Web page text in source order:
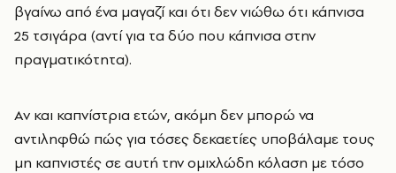
βγαίνω από ένα μαγαζί και ότι δεν νιώθω ότι κάπνισα
25 τσιγάρα (αντί για τα δύο που κάπνισα στην
πραγματικότητα).
Αν και καπνίστρια ετών, ακόμη δεν μπορώ να
αντιληφθώ πώς για τόσες δεκαετίες υποβάλαμε τους
μη καπνιστές σε αυτή την ομιχλώδη κόλαση με τόσο